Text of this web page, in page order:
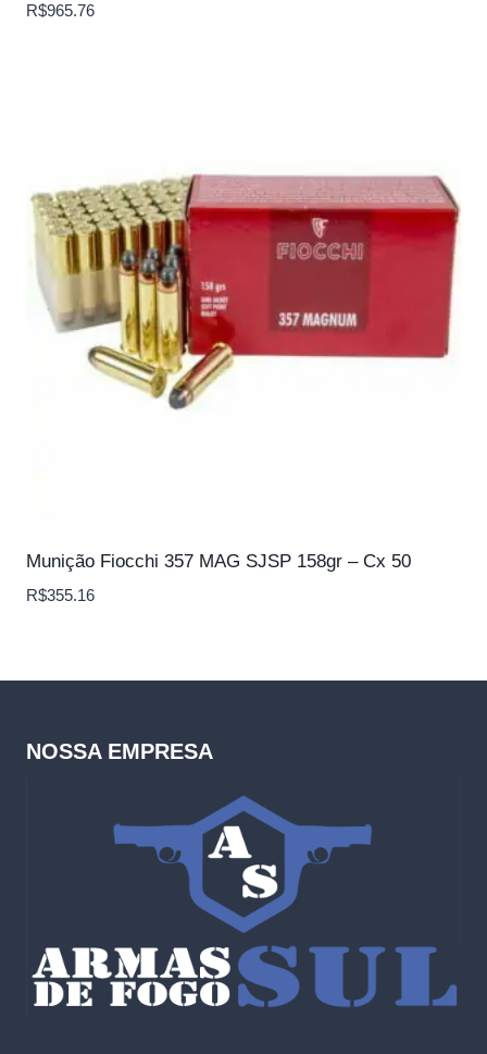
R$965.76
Munição Fiocchi 357 MAG SJSP 158gr – Cx 50
R$355.16
NOSSA EMPRESA